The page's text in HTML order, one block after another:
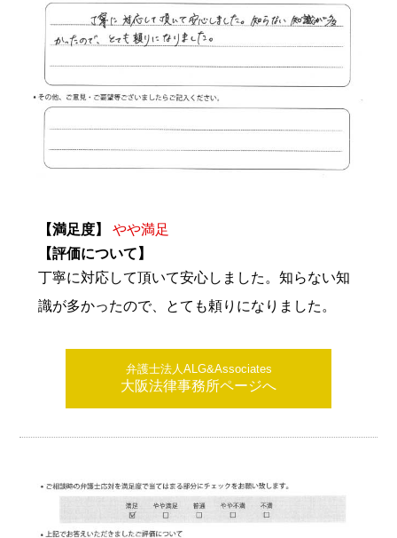
【満足度】
やや満足
【評価について】
丁寧に対応して頂いて安心しました。知らない知
識が多かったので、とても頼りになりました。
弁護士法人ALG&Associates
大阪法律事務所ページへ